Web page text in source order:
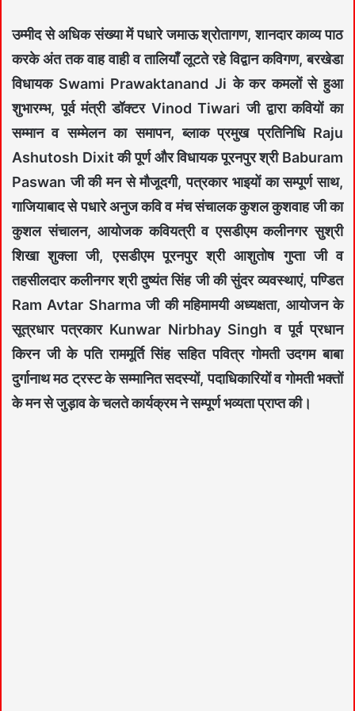
उम्मीद से अधिक संख्या में पधारे जमाऊ श्रोतागण, शानदार काव्य पाठ
करके अंत तक वाह वाही व तालियाँ लूटते रहे विद्वान कविगण, बरखेडा
विधायक Swami Prawaktanand Ji के कर कमलों से हुआ
शुभारम्भ, पूर्व मंत्री डॉक्टर Vinod Tiwari जी द्वारा कवियों का
सम्मान व सम्मेलन का समापन, ब्लाक प्रमुख प्रतिनिधि Raju
Ashutosh Dixit की पूर्ण और विधायक पूरनपुर श्री Baburam
Paswan जी की मन से मौजूदगी, पत्रकार भाइयों का सम्पूर्ण साथ,
गाजियाबाद से पधारे अनुज कवि व मंच संचालक कुशल कुशवाह जी का
कुशल संचालन, आयोजक कवियत्री व एसडीएम कलीनगर सुश्री
शिखा शुक्ला जी, एसडीएम पूरनपुर श्री आशुतोष गुप्ता जी व
तहसीलदार कलीनगर श्री दुष्यंत सिंह जी की सुंदर व्यवस्थाएं, पण्डित
Ram Avtar Sharma जी की महिमामयी अध्यक्षता, आयोजन के
सूत्रधार पत्रकार Kunwar Nirbhay Singh व पूर्व प्रधान
किरन जी के पति राममूर्ति सिंह सहित पवित्र गोमती उदगम बाबा
दुर्गानाथ मठ ट्रस्ट के सम्मानित सदस्यों, पदाधिकारियों व गोमती भक्तों
के मन से जुड़ाव के चलते कार्यक्रम ने सम्पूर्ण भव्यता प्राप्त की।